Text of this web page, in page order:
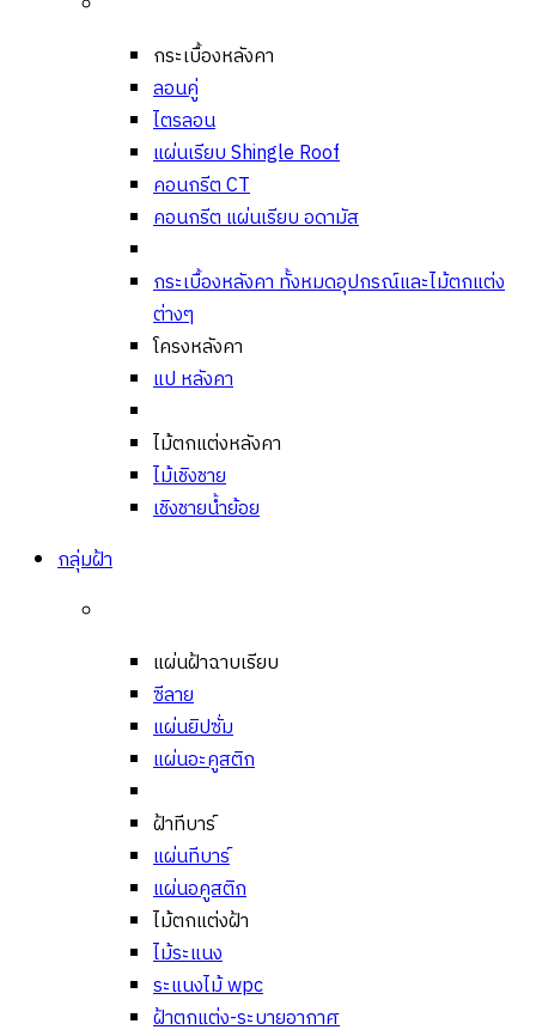
กระเบื้องหลังคา
ลอนคู่
ไตรลอน
แผ่นเรียบ Shingle Roof
คอนกรีต CT
คอนกรีต แผ่นเรียบ อดามัส
กระเบื้องหลังคา ทั้งหมดอุปกรณ์และไม้ตกแต่ง
ต่างๆ
โครงหลังคา
แป หลังคา
ไม้ตกแต่งหลังคา
ไม้เชิงชาย
เชิงชายน้ำย้อย
กลุ่มฝ้า
แผ่นฝ้าฉาบเรียบ
ซีลาย
แผ่นยิปซั่ม
แผ่นอะคูสติก
ฝ้าทีบาร์
แผ่นทีบาร์
แผ่นอคูสติก
ไม้ตกแต่งฝ้า
ไม้ระแนง
ระแนงไม้ wpc
ฝ้าตกแต่ง-ระบายอากาศ